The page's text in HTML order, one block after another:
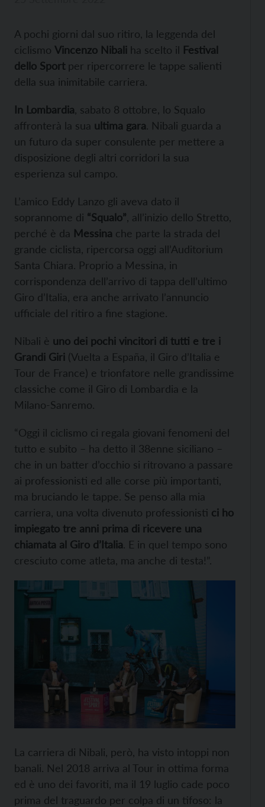
A pochi giorni dal suo ritiro, la leggenda del
ciclismo Vincenzo Nibali ha scelto il Festival
dello Sportper ripercorrere le tappe salienti
della sua inimitabile carriera.
In Lombardia , sabato 8 ottobre, lo Squalo
affronterà la sua ultima gara. Nibali guarda a
un futuro da super consulente per mettere a
disposizione degli altri corridori la sua
esperienza sul campo.
L’amico Eddy Lanzo gli aveva dato il
soprannome di “Squalo” , all’inizio dello Stretto,
perché è da Messina che parte la strada del
grande ciclista, ripercorsa oggi all’Auditorium
Santa Chiara. Proprio a Messina, in
corrispondenza dell’arrivo di tappa dell’ultimo
Giro d’Italia, era anche arrivato l’annuncio
ufficiale del ritiro a fine stagione.
Nibali è uno dei pochi vincitori di tutti e tre i
Grandi Giri (Vuelta a España, il Giro d’Italia e
Tour de France) e trionfatore nelle grandissime
classiche come il Giro di Lombardia e la
Milano-Sanremo.
“Oggi il ciclismo ci regala giovani fenomeni del
tutto e subito – ha detto il 38enne siciliano –
che in un batter d’occhio si ritrovano a passare
ai professionisti ed alle corse più importanti,
ma bruciando le tappe. Se penso alla mia
carriera, una volta divenuto professionisti ci ho
impiegato tre anni prima di ricevere una
chiamata al Giro d’Italia. E in quel tempo sono
cresciuto come atleta, ma anche di testa!”.
La carriera di Nibali, però, ha visto intoppi non
banali. Nel 2018 arriva al Tour in ottima forma
ed è uno dei favoriti, ma il 19 luglio cade poco
prima del traguardo per colpa di un tifoso: la